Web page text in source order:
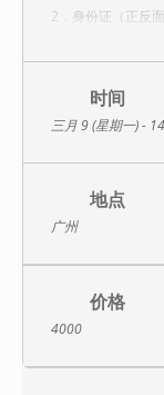
2．身份证（正反
通过此次课程培
握注册信息安全专
2.信息安全技术
机制，网络、操
和实践，以及信息
时间
三月 9 (星期一) -
地点
广州
价格
4000